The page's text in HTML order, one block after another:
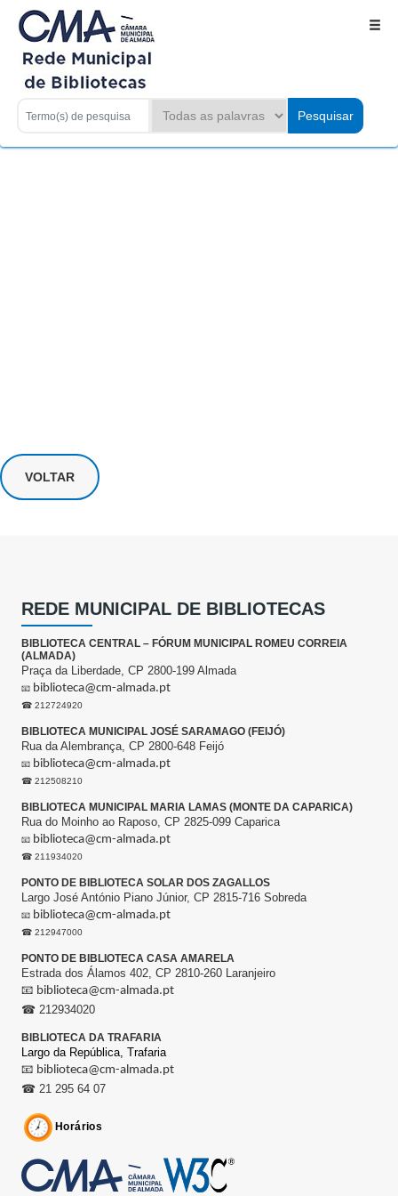
VOLTAR
REDE MUNICIPAL DE BIBLIOTECAS
BIBLIOTECA CENTRAL – FÓRUM MUNICIPAL ROMEU CORREIA
(ALMADA)
Praça da Liberdade, CP 2800-199 Almada
📧 biblioteca@cm-almada.pt
☎ 212724920
BIBLIOTECA MUNICIPAL JOSÉ SARAMAGO (FEIJÓ)
Rua da Alembrança, CP 2800-648 Feijó
📧 biblioteca@cm-almada.pt
☎ 212508210
BIBLIOTECA MUNICIPAL MARIA LAMAS (MONTE DA CAPARICA)
Rua do Moinho ao Raposo, CP 2825-099 Caparica
📧 biblioteca@cm-almada.pt
☎ 211934020
PONTO DE BIBLIOTECA SOLAR DOS ZAGALLOS
Largo José António Piano Júnior, CP 2815-716 Sobreda
📧 biblioteca@cm-almada.pt
☎ 212947000
PONTO DE BIBLIOTECA CASA AMARELA
Estrada dos Álamos 402, CP 2810-260 Laranjeiro
📧 biblioteca@cm-almada.pt
☎ 212934020
BIBLIOTECA DA TRAFARIA
Largo da República, Trafaria
📧 biblioteca@cm-almada.pt
☎ 21 295 64 07
Horários